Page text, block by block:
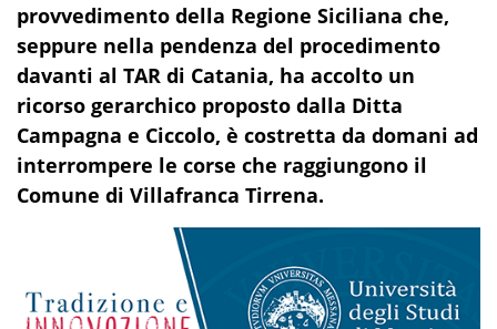
provvedimento della Regione Siciliana che,
seppure nella pendenza del procedimento
davanti al TAR di Catania, ha accolto un
ricorso gerarchico proposto dalla Ditta
Campagna e Ciccolo, è costretta da domani ad
interrompere le corse che raggiungono il
Comune di Villafranca Tirrena.